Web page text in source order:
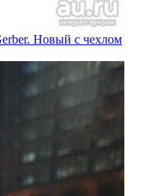
Новый с чехлом